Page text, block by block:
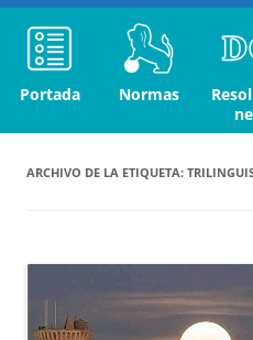
Portada Normas
ARCHIVO DE LA ETIQUETA: